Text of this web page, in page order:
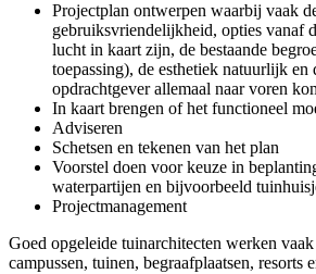
Projectplan ontwerpen waarbij vaak
gebruiksvriendelijkheid, opties vanaf
lucht in kaart zijn, de bestaande
toepassing), de esthetiek natuurlijk en
opdrachtgever allemaal naar voren
In kaart brengen of het functioneel
Adviseren
Schetsen en tekenen van het plan
Voorstel doen voor keuze in
waterpartijen en bijvoorbeeld
Projectmanagement
Goed opgeleide tuinarchitecten werken
campussen, tuinen, begraafplaatsen, resorts